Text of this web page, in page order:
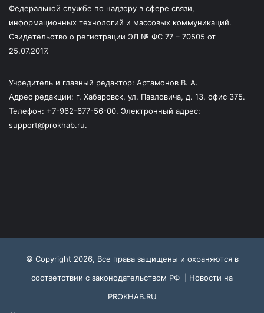
Федеральной службе по надзору в сфере связи,
информационных технологий и массовых коммуникаций.
Свидетельство о регистрации ЭЛ № ФС 77 – 70505 от
25.07.2017.
Учредитель и главный редактор: Артамонов В. А.
Адрес редакции: г. Хабаровск, ул. Павловича, д. 13, офис 375.
Телефон: +7-962-677-56-00. Электронный адрес:
support@prokhab.ru.
© Copyright 2026, Все права защищены и охраняются в
соответствии с законодательством РФ | Новости на
PROKHAB.RU